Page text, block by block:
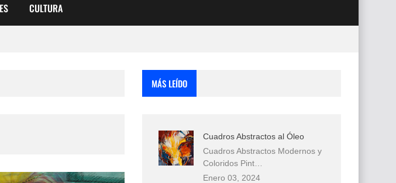
CULTURA
MÁS LEÍDO
Cuadros Abstractos al Óleo
Cuadros Abstractos Modernos y
Coloridos Pint…
Enero 03, 2024